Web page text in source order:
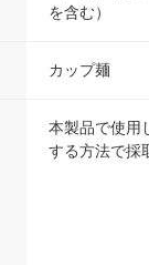
を含む）
カップ麺
本製品で使用
する方法で採